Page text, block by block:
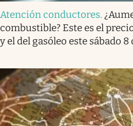
Atención conductores.
combustible? Este es el
y el del gasóleo este sábado 8